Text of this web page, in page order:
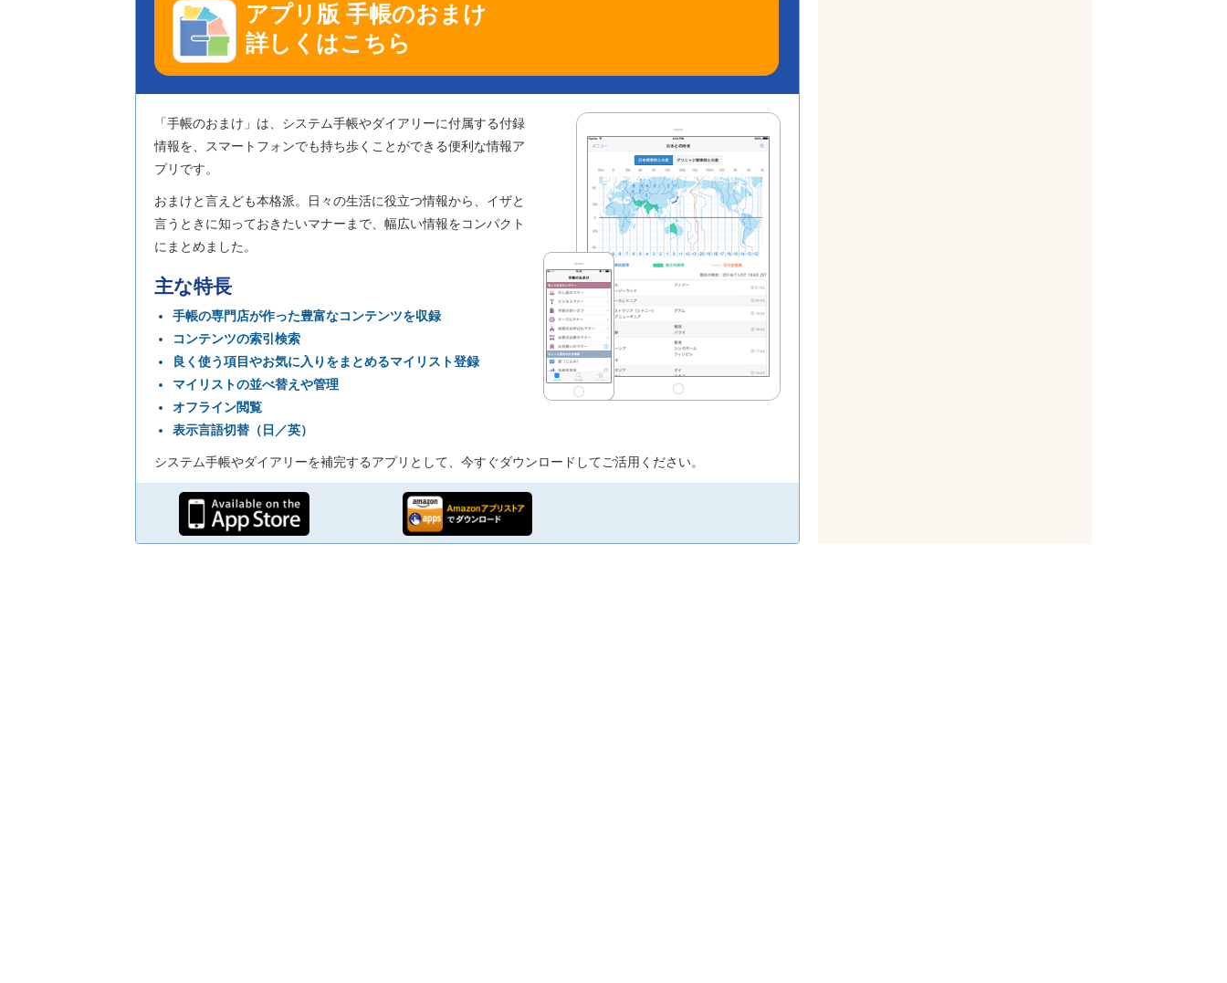
アプリ版 手帳のおまけ
詳しくはこちら
「手帳のおまけ」は、システム手帳やダイアリーに付属する付録
情報を、スマートフォンでも持ち歩くことができる便利な情報ア
プリです。
おまけと言えども本格派。日々の生活に役立つ情報から、イザと
言うときに知っておきたいマナーまで、幅広い情報をコンパクト
にまとめました。
主な特長
手帳の専門店が作った豊富なコンテンツを収録
コンテンツの索引検索
良く使う項目やお気に入りをまとめるマイリスト登録
マイリストの並べ替えや管理
オフライン閲覧
表示言語切替（日／英）
システム手帳やダイアリーを補完するアプリとして、今すぐダウンロードしてご活用ください。